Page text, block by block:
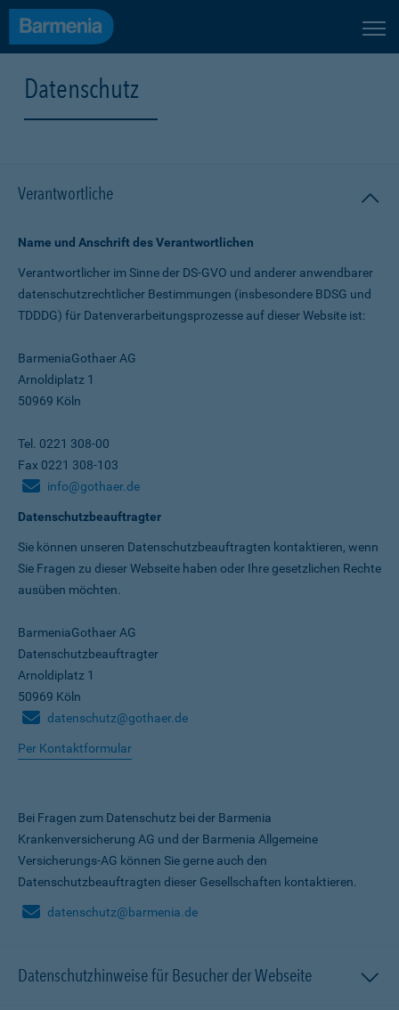
Datenschutz
Verantwortliche
Name und Anschrift des Verantwortlichen
Verantwortlicher im Sinne der DS-GVO und anderer anwendbarer
datenschutz­rechtlicher Bestimmungen (insbesondere BDSG und
TDDDG) für Daten­verarbeitungs­prozesse auf dieser Website ist:
BarmeniaGothaer AG
Arnoldiplatz 1
50969 Köln
Tel. 0221 308-00
Fax 0221 308-103
info@gothaer.de
Datenschutzbeauftragter
Sie können unseren Datenschutz­beauftragten kontaktieren, wenn
Sie Fragen zu dieser Webseite haben oder Ihre gesetzlichen Rechte
ausüben möchten.
BarmeniaGothaer AG
Datenschutzbeauftragter
Arnoldiplatz 1
50969 Köln
datenschutz@gothaer.de
Per Kontaktformular
Bei Fragen zum Datenschutz bei der Barmenia
Krankenversicherung AG und der Barmenia Allgemeine
Versicherungs-AG können Sie gerne auch den
Datenschutzbeauftragten dieser Gesellschaften kontaktieren.
datenschutz@barmenia.de
Datenschutzhinweise für Besucher der Webseite